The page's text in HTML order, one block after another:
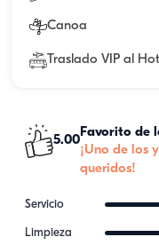
Canoa
Traslado VIP al
5.00
Favorito de
¡Uno de los
queridos!
Servicio
Limpieza